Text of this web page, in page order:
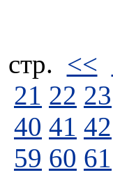
стp. <<
21 22 23
40 41 42
59 60 61